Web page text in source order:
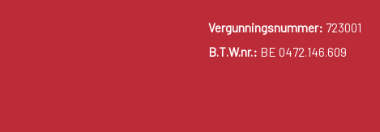
Vergunningsnummer: 723001
B.T.W.nr.: BE 0472.146.609